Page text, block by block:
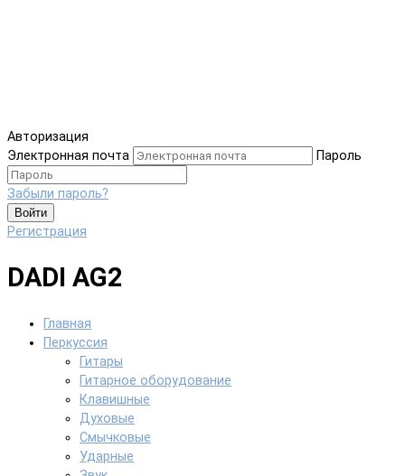
Авторизация
Электронная почта
Пароль
Забыли пароль?
Войти
Регистрация
DADI AG2
Главная
Перкуссия
Гитары
Гитарное оборудование
Клавишные
Духовые
Смычковые
Ударные